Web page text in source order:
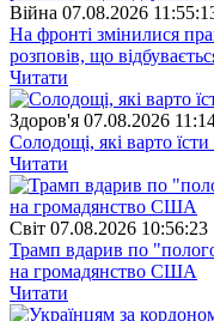
Війна 07.08.2026
На фронті змінилися
розповів, що
Читати
Здоров'я 07.08.2026
Солодощі, які варто
Читати
Свiт 07.08.2026 10:56:23
Трамп вдарив по
на громадянство США
Читати